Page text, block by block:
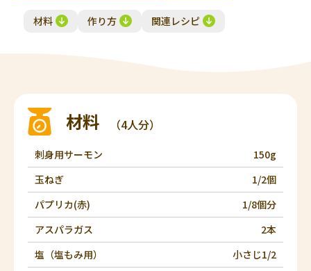
材料 作り方 関連レシピ
材料 （4人分）
刺身用サーモン
150g
玉ねぎ
1/2個
パプリカ(赤)
1/8個分
アスパラガス
2本
塩（塩もみ用）
小さじ1/2